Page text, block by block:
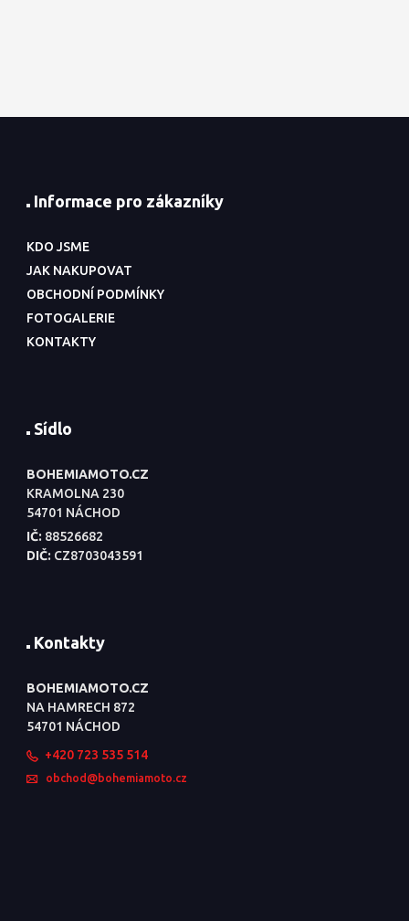
Informace pro zákazníky
KDO JSME
JAK NAKUPOVAT
OBCHODNÍ PODMÍNKY
FOTOGALERIE
KONTAKTY
Sídlo
BOHEMIAMOTO.CZ
KRAMOLNA 230
54701 NÁCHOD
IČ: 88526682
DIČ: CZ8703043591
Kontakty
BOHEMIAMOTO.CZ
NA HAMRECH 872
54701 NÁCHOD
+420 723 535 514
obchod@bohemiamoto.cz